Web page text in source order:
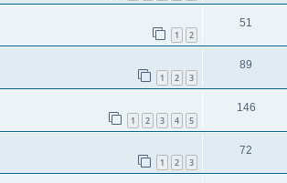
1 2
51
1 2 3
89
1 2 3 4 5
146
1 2 3
72